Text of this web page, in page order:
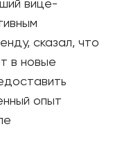
вице-
сказал, что
в новые
опыт